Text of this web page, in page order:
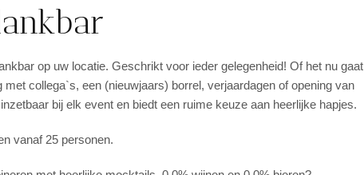
op uw locatie. Geschrikt voor ieder gelegenheid! Of het nu gaat
collega`s, een (nieuwjaars) borrel, verjaardagen of opening van
bij elk event en biedt een ruime keuze aan heerlijke hapjes.
vanaf 25 personen.